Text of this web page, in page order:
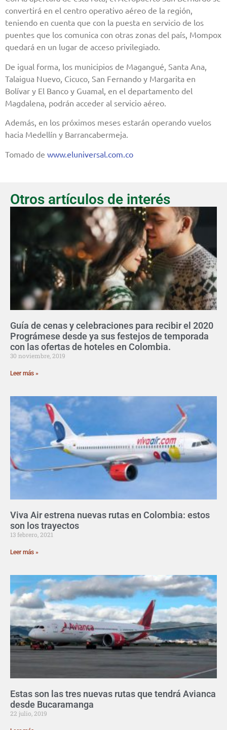
convertirá en el centro operativo aéreo de la región,
teniendo en cuenta que con la puesta en servicio de los
puentes que los comunica con otras zonas del país, Mompox
quedará en un lugar de acceso privilegiado.
De igual forma, los municipios de Magangué, Santa Ana,
Talaigua Nuevo, Cicuco, San Fernando y Margarita en
Bolívar y El Banco y Guamal, en el departamento del
Magdalena, podrán acceder al servicio aéreo.
Además, en los próximos meses estarán operando vuelos
hacia Medellín y Barrancabermeja.
Tomado de www.eluniversal.com.co
Otros artículos de interés
Guía de cenas y celebraciones para recibir el 2020
Prográmese desde ya sus festejos de temporada
con las ofertas de hoteles en Colombia.
30 noviembre, 2019
Leer más »
Viva Air estrena nuevas rutas en Colombia: estos
son los trayectos
13 febrero, 2021
Leer más »
Estas son las tres nuevas rutas que tendrá Avianca
desde Bucaramanga
22 julio, 2019